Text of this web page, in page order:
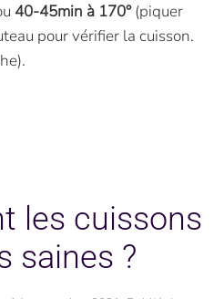
40-45min à 170°(piquer
pour vérifier la cuisson.
les cuissons
saines ?